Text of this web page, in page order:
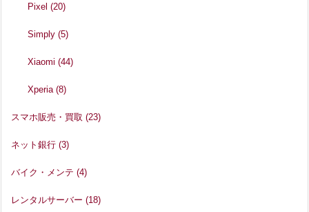
Pixel(20)
Simply(5)
Xiaomi(44)
Xperia(8)
スマホ販売・買取 (23)
ネット銀行 (3)
バイク・メンテ (4)
レンタルサーバー (18)